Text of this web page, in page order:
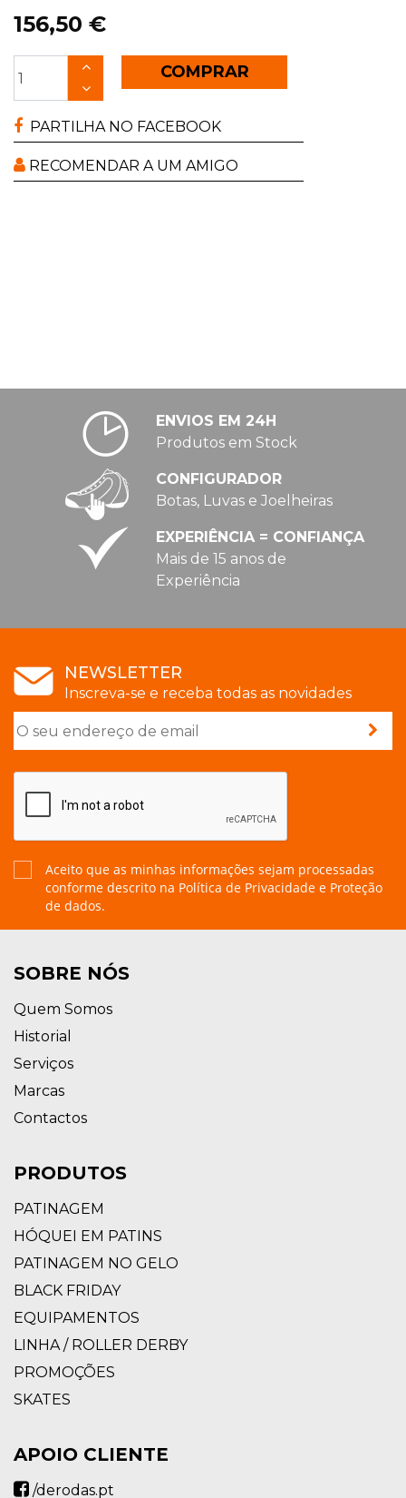
156,50 €
COMPRAR
PARTILHA NO FACEBOOK
RECOMENDAR A UM AMIGO
ENVIOS EM 24H
Produtos em Stock
CONFIGURADOR
Botas, Luvas e Joelheiras
EXPERIÊNCIA = CONFIANÇA
Mais de 15 anos de
Experiência
NEWSLETTER
Inscreva-se e receba todas as novidades
Aceito que as minhas informações sejam processadas
conforme descrito na Política de Privacidade e Proteção
de dados.
SOBRE NÓS
Quem Somos
Historial
Serviços
Marcas
Contactos
PRODUTOS
PATINAGEM
HÓQUEI EM PATINS
PATINAGEM NO GELO
BLACK FRIDAY
EQUIPAMENTOS
LINHA / ROLLER DERBY
PROMOÇÕES
SKATES
APOIO CLIENTE
/derodas.pt